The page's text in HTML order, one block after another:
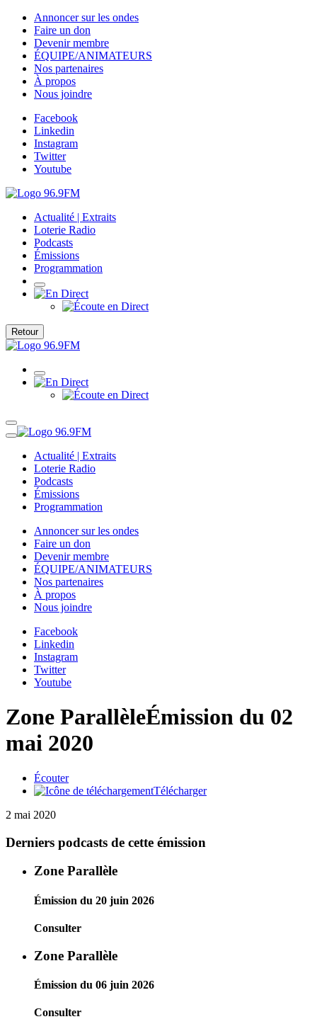
Annoncer sur les ondes
Faire un don
Devenir membre
ÉQUIPE/ANIMATEURS
Nos partenaires
À propos
Nous joindre
Facebook
Linkedin
Instagram
Twitter
Youtube
Actualité | Extraits
Loterie Radio
Podcasts
Émissions
Programmation
Retour
Actualité | Extraits
Loterie Radio
Podcasts
Émissions
Programmation
Annoncer sur les ondes
Faire un don
Devenir membre
ÉQUIPE/ANIMATEURS
Nos partenaires
À propos
Nous joindre
Facebook
Linkedin
Instagram
Twitter
Youtube
Zone ParallèleÉmission du 02
mai 2020
Écouter
Télécharger
2 mai 2020
Derniers podcasts de cette émission
Zone Parallèle
Émission du 20 juin 2026
Consulter
Zone Parallèle
Émission du 06 juin 2026
Consulter